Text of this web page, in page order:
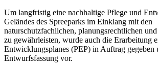
Um langfristig eine nachhaltige Pflege und
Geländes des Spreeparks im Einklang mit den
naturschutzfachlichen, planungsrechtlichen
zu gewährleisten, wurde auch die Erarbeitung
Entwicklungsplanes (PEP) in Auftrag gegeben
Entwurfsfassung vor.